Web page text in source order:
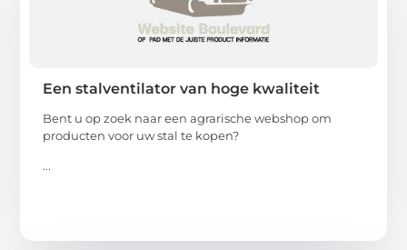
Een stalventilator van hoge kwaliteit
Bent u op zoek naar een agrarische webshop om
producten voor uw stal te kopen?
...